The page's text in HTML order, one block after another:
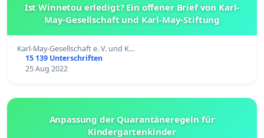
Ist Winnetou erledigt? Ein offener Brief von Karl-
May-Gesellschaft und Karl-May-Stiftung
Karl-May-Gesellschaft e. V. und K…
15 139 Unterschriften
25 Aug 2022
Anpassung der Quarantäneregeln für
Kindergartenkinder